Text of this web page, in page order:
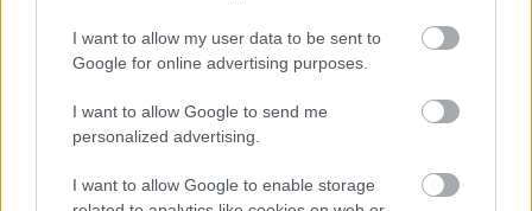
I want to allow my user data to be sent to
Google for online advertising purposes.
I want to allow Google to send me
personalized advertising.
I want to allow Google to enable storage
A NAPOKBAN BEFEJEZŐDIK A GYŐRI